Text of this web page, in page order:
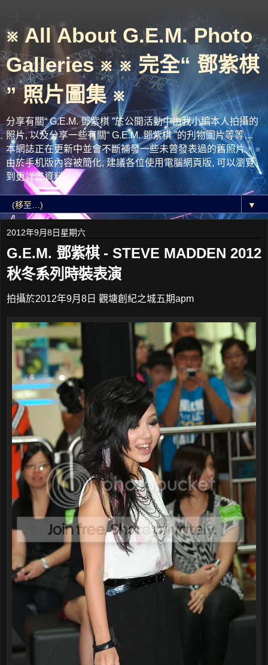
※ All About G.E.M. Photo
Galleries ※ ※ 完全“ 鄧紫棋
” 照片圖集 ※
分享有關“ G.E.M. 鄧紫棋 ”於公開活動中由我小編本人拍攝的
照片, 以及分享一些有關“ G.E.M. 鄧紫棋 ”的刋物圖片等等…
本網誌正在更新中並會不斷補發一些未曾發表過的舊照片。※
由於手机版內容被簡化, 建議各位使用電腦網頁版, 可以瀏覽
到更詳盡資料。
▼
2012年9月8日星期六
G.E.M. 鄧紫棋 - STEVE MADDEN 2012
秋冬系列時裝表演
拍攝於2012年9月8日 觀塘創紀之城五期apm